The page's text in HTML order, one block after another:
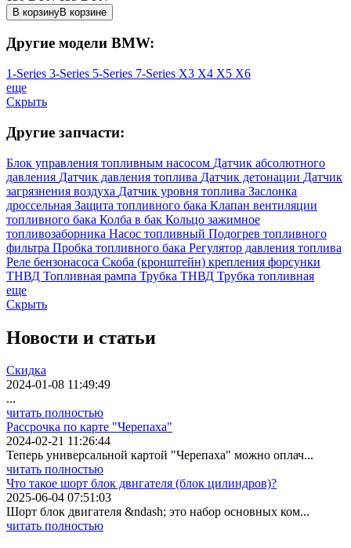
В корзинуВ корзине
Другие модели BMW:
1-Series 3-Series 5-Series 7-Series X3 X4 X5 X6
еще
Скрыть
Другие запчасти:
Блок управления топливным насосом Датчик абсолютного
давления Датчик давления топлива Датчик детонации Датчик
загрязнения воздуха Датчик уровня топлива Заслонка
дроссельная Защита топливного бака Клапан вентиляции
топливного бака Колба в бак Кольцо зажимное
топливозаборника Насос топливный Подогрев топливного
фильтра Пробка топливного бака Регулятор давления топлива
Реле бензонасоса Скоба (кронштейн) крепления форсунки
ТНВД Топливная рампа Трубка ТНВД Трубка топливная
еще
Скрыть
Новости и статьи
Скидка
2024-01-08 11:49:49
...
читать полностью
Рассрочка по карте "Черепаха"
2024-02-21 11:26:44
Теперь универсальной картой "Черепаха" можно оплач...
читать полностью
Что такое шорт блок двигателя (блок цилиндров)?
2025-06-04 07:51:03
Шорт блок двигателя &ndash; это набор основных ком...
читать полностью